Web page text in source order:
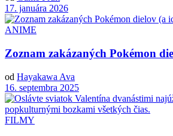
17. januára 2026
ANIME
Zoznam zakázaných Pokémon
od Hayakawa Ava
16. septembra 2025
FILMY